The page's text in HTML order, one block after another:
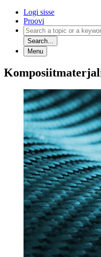
Logi sisse
Proovi
Search...
Menu